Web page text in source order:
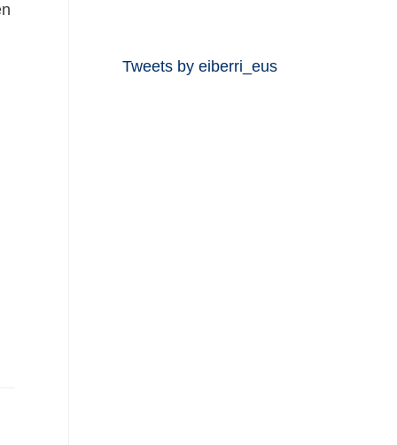
Tweets by eiberri_eus